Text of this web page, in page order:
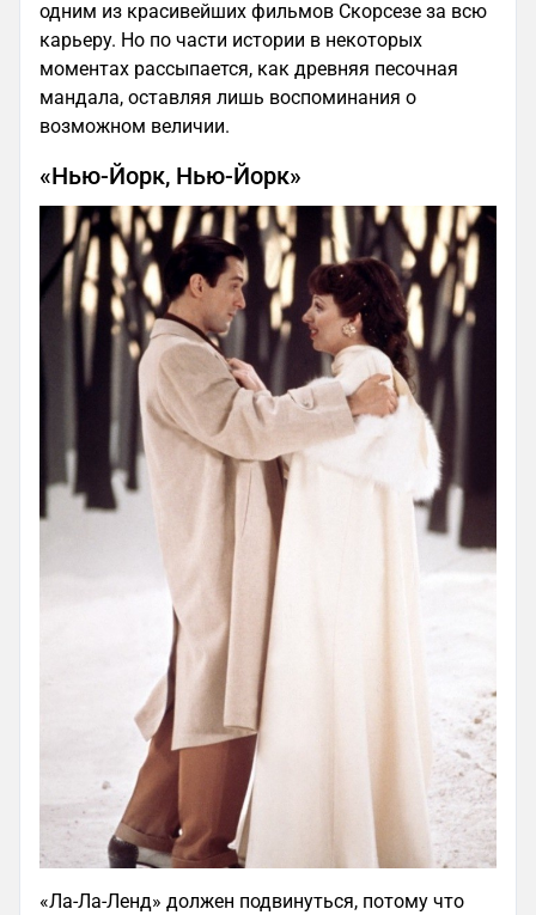
одним из красивейших фильмов Скорсезе за всю
карьеру. Но по части истории в некоторых
моментах рассыпается, как древняя песочная
мандала, оставляя лишь воспоминания о
возможном величии.
«Нью-Йорк, Нью-Йорк»
«Ла-Ла-Ленд» должен подвинуться, потому что